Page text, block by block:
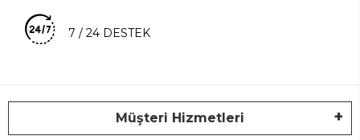
7 / 24 DESTEK
Müşteri Hizmetleri